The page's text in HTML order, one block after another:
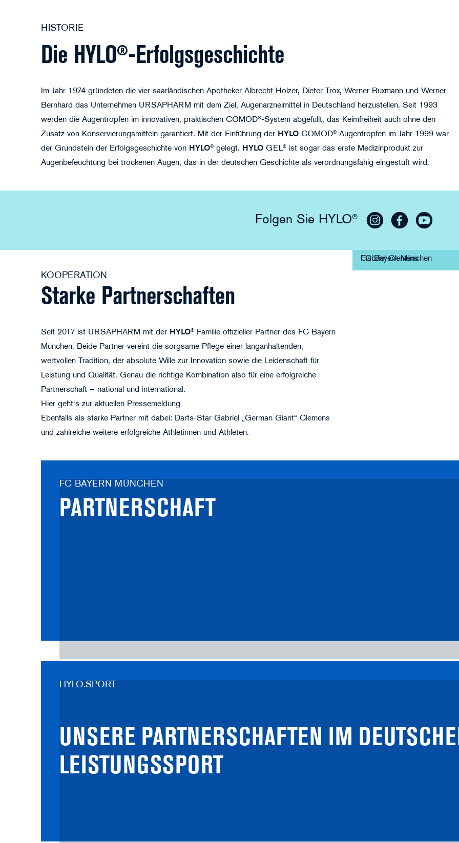
HISTORIE
Die HYLO®-Erfolgs­geschichte
Im Jahr 1974 gründeten die vier saarländischen Apotheker Albrecht Holzer, Dieter Trox, Werner Buxmann und Werner
Bernhard das Unternehmen URSAPHARM mit dem Ziel, Augenarzneimittel in Deutschland herzustellen. Seit 1993
werden die Augentropfen im innovativen, praktischen COMOD®-System abgefüllt, das Keimfreiheit auch ohne den
Zusatz von Konservierungsmitteln garantiert. Mit der Einführung der HYLO COMOD® Augentropfen im Jahr 1999 war
der Grundstein der Erfolgsgeschichte von HYLO® gelegt. HYLO GEL® ist sogar das erste Medizinprodukt zur
Augenbefeuchtung bei trockenen Augen, das in der deutschen Geschichte als verordnungsfähig eingestuft wird.
Folgen Sie HYLO® Folge HYLO® auf
KOOPERATION
Starke Partner­schaften
Seit 2017 ist URSAPHARM mit der HYLO® Familie offizieller Partner des FC Bayern
München. Beide Partner vereint die sorgsame Pflege einer langanhaltenden,
wertvollen Tradition, der absolute Wille zur Innovation sowie die Leidenschaft für
Leistung und Qualität. Genau die richtige Kombination also für eine erfolgreiche
Partnerschaft – national und international.
Hier geht‘s zur aktuellen Pressemeldung
Ebenfalls als starke Partner mit dabei: Darts-Star Gabriel „German Giant“ Clemens
und zahlreiche weitere erfolgreiche Athletinnen und Athleten.
FC Bayern München
Gabriel Clemens
FC BAYERN MÜNCHEN
PARTNER­SCHAFT
HYLO.SPORT
UNSERE PARTNER­­SCHAFTEN IM
LEISTUNGSSPORT